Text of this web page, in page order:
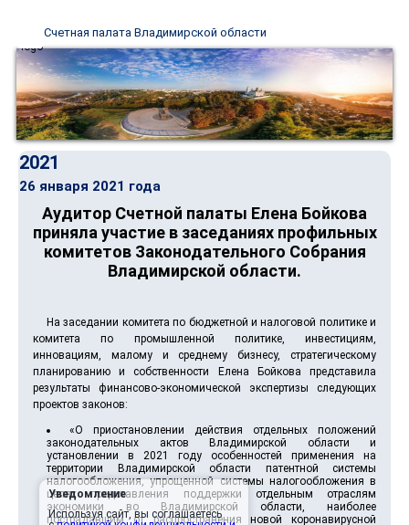
Счетная палата Владимирской области
2021
26 января 2021 года
Аудитор Счетной палаты Елена Бойкова
приняла участие в заседаниях профильных
комитетов Законодательного Собрания
Владимирской области.
На заседании комитета по бюджетной и налоговой политике и
комитета по промышленной политике, инвестициям,
инновациям, малому и среднему бизнесу, стратегическому
планированию и собственности Елена Бойкова представила
результаты финансово-экономической экспертизы следующих
проектов законов:
«О приостановлении действия отдельных положений
законодательных актов Владимирской области и
установлении в 2021 году особенностей применения на
территории Владимирской области патентной системы
налогообложения, упрощенной системы налогообложения в
целях представления поддержки отдельным отраслям
экономики во Владимирской области, наиболее
пострадавшим от распространения новой коронавирусной
Уведомление
Используя сайт, вы соглашаетесь